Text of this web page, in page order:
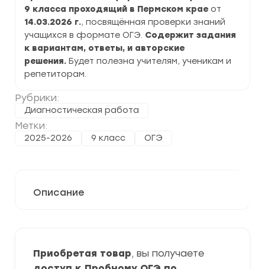
9 класса проходящий в Пермском крае от
14.03.2026 г., посвящённая проверки знаний
учащихся в формате ОГЭ. Содержит задания
к вариантам, ответы, и авторские
решения. Будет полезна учителям, ученикам и
репетиторам.
Рубрики:
Диагностическая работа
Метки:
2025-2026 9 класс ОГЭ
Описание
Приобретая товар, вы получаете